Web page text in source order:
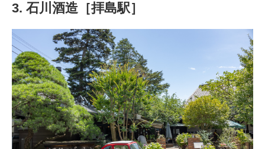
3. 石川酒造［拝島駅］